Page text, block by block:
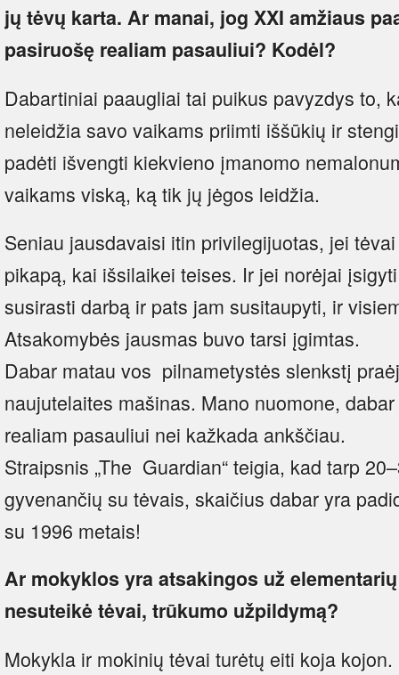
jų tėvų karta. Ar manai, jog XXI amžiaus
pasiruošę realiam pasauliui? Kodėl?
Dabartiniai paaugliai tai puikus pavyzdys to,
neleidžia savo vaikams priimti iššūkių ir
padėti išvengti kiekvieno įmanomo
vaikams viską, ką tik jų jėgos leidžia.
Seniau jausdavaisi itin privilegijuotas, jei
pikapą, kai išsilaikei teises. Ir jei norėjai
susirasti darbą ir pats jam susitaupyti, ir
Atsakomybės jausmas buvo tarsi įgimtas.
Dabar matau vos pilnametystės slenkstį
naujutelaites mašinas. Mano nuomone,
realiam pasauliui nei kažkada ankščiau.
Straipsnis „The Guardian“ teigia, kad tarp
gyvenančių su tėvais, skaičius dabar yra
su 1996 metais!
Ar mokyklos yra atsakingos už
nesuteikė tėvai, trūkumo užpildymą?
Mokykla ir mokinių tėvai turėtų eiti koja